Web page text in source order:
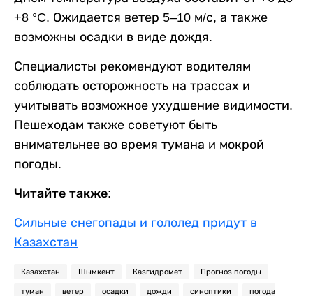
+8 °C. Ожидается ветер 5–10 м/с, а также
возможны осадки в виде дождя.
Специалисты рекомендуют водителям
соблюдать осторожность на трассах и
учитывать возможное ухудшение видимости.
Пешеходам также советуют быть
внимательнее во время тумана и мокрой
погоды.
Читайте также:
Сильные снегопады и гололед придут в
Казахстан
Казахстан Шымкент Казгидромет Прогноз погоды
туман ветер осадки дожди синоптики погода